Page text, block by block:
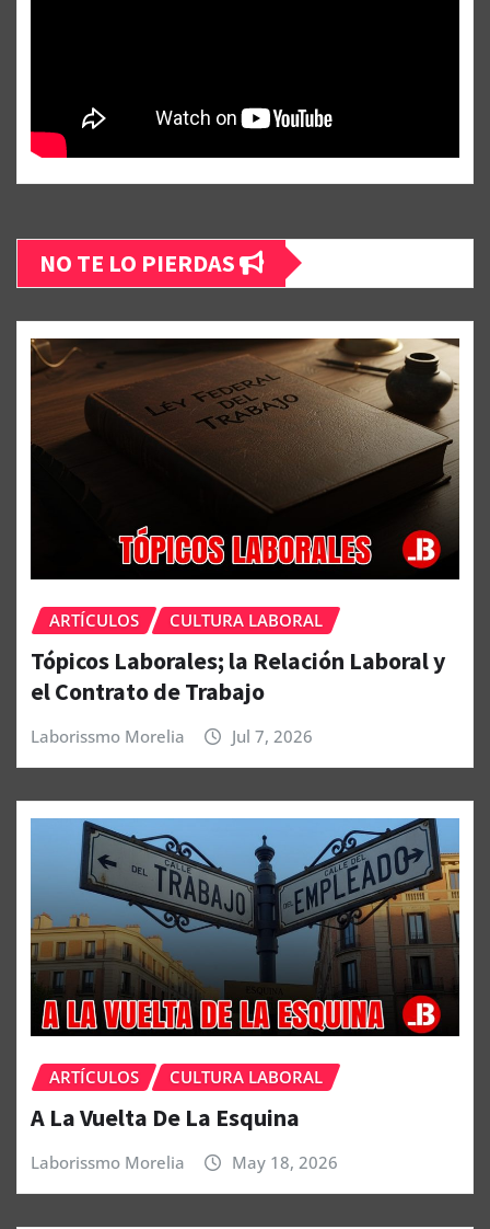
NO TE LO PIERDAS
ARTÍCULOS CULTURA LABORAL
Tópicos Laborales; la Relación Laboral y
el Contrato de Trabajo
Laborissmo Morelia Jul 7, 2026
ARTÍCULOS CULTURA LABORAL
A La Vuelta De La Esquina
Laborissmo Morelia May 18, 2026